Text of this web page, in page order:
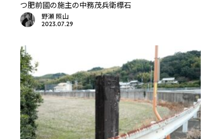
つ肥前國の施主の中務茂兵衛標石
野瀬 照山
2023.07.29